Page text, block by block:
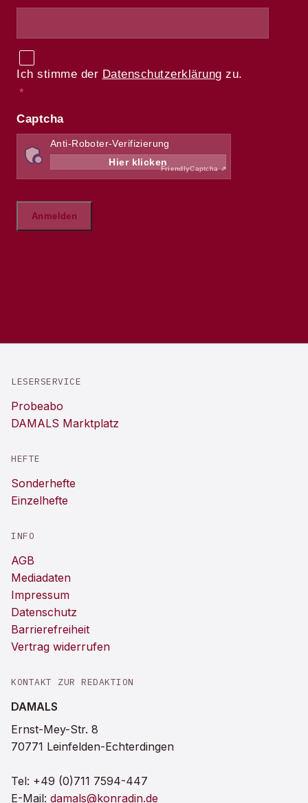
LESERSERVICE
Probeabo
DAMALS Marktplatz
HEFTE
Sonderhefte
Einzelhefte
INFO
AGB
Mediadaten
Impressum
Datenschutz
Barrierefreiheit
Vertrag widerrufen
KONTAKT ZUR REDAKTION
DAMALS
Ernst-Mey-Str. 8
70771 Leinfelden-Echterdingen
Tel: +49 (0)711 7594-447
E-Mail: damals@konradin.de